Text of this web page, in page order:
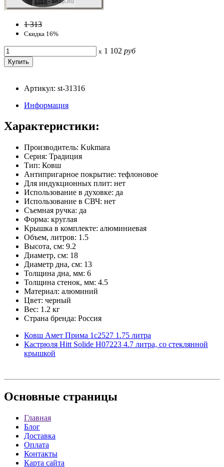
1 313
Скидка 16%
x 1 102 руб
Артикул: st-31316
Информация
Характеристики:
Производитель: Kukmara
Серия: Традиция
Тип: Ковш
Антипригарное покрытие: тефлоновое
Для индукционных плит: нет
Использование в духовке: да
Использование в СВЧ: нет
Съемная ручка: да
Форма: круглая
Крышка в комплекте: алюминиевая
Объем, литров: 1.5
Высота, см: 9.2
Диаметр, см: 18
Диаметр дна, см: 13
Толщина дна, мм: 6
Толщина стенок, мм: 4.5
Материал: алюминий
Цвет: черный
Вес: 1.2 кг
Страна бренда: Россия
Ковш Амет Прима 1с2527 1.75 литра
Кастрюля Hitt Solide H07223 4.7 литра, со стеклянной
крышкой
Основные страницы
Главная
Блог
Доставка
Оплата
Контакты
Карта сайта